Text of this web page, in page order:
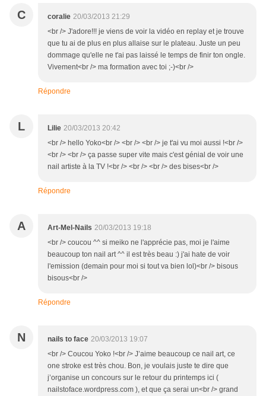
C coralie 20/03/2013 21:29
<br /> J'adore!!! je viens de voir la vidéo en replay et je trouve
que tu ai de plus en plus allaise sur le plateau. Juste un peu
dommage qu'elle ne t'ai pas laissé le temps de finir ton ongle.
Vivement<br /> ma formation avec toi ;-)<br />
Répondre
L Lilie 20/03/2013 20:42
<br /> hello Yoko<br /> <br /> <br /> je t'ai vu moi aussi !<br />
<br /> <br /> ça passe super vite mais c'est génial de voir une
nail artiste à la TV !<br /> <br /> <br /> des bises<br />
Répondre
A Art-Mel-Nails 20/03/2013 19:18
<br /> coucou ^^ si meiko ne l'apprécie pas, moi je l'aime
beaucoup ton nail art ^^ il est très beau :) j'ai hate de voir
l'emission (demain pour moi si tout va bien lol)<br /> bisous
bisous<br />
Répondre
N nails to face 20/03/2013 19:07
<br /> Coucou Yoko !<br /> J’aime beaucoup ce nail art, ce
one stroke est très chou. Bon, je voulais juste te dire que
j’organise un concours sur le retour du printemps ici (
nailstoface.wordpress.com ), et que ça serai un<br /> grand